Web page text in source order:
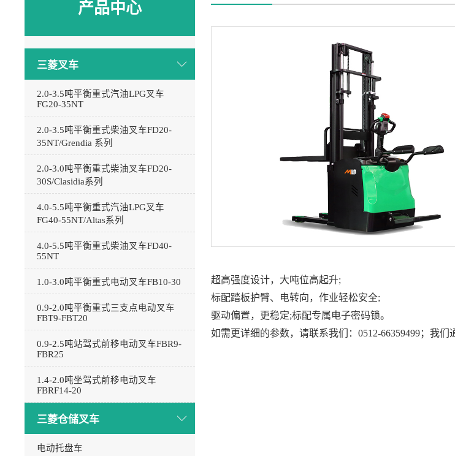
产品中心
三菱叉车
2.0-3.5吨平衡重式汽油LPG叉车
FG20-35NT
2.0-3.5吨平衡重式柴油叉车FD20-
35NT/Grendia 系列
2.0-3.0吨平衡重式柴油叉车FD20-
30S/Clasidia系列
4.0-5.5吨平衡重式汽油LPG叉车
FG40-55NT/Altas系列
4.0-5.5吨平衡重式柴油叉车FD40-
55NT
1.0-3.0吨平衡重式电动叉车FB10-30
0.9-2.0吨平衡重式三支点电动叉车
FBT9-FBT20
0.9-2.5吨站驾式前移电动叉车FBR9-
FBR25
1.4-2.0吨坐驾式前移电动叉车
FBRF14-20
三菱仓储叉车
电动托盘车
超高强度设计，大吨位高起升;
标配踏板护臂、电转向，作业轻松安全;
驱动偏置，更稳定;标配专属电子密码锁。
如需更详细的参数，请联系我们：0512-66359499；我